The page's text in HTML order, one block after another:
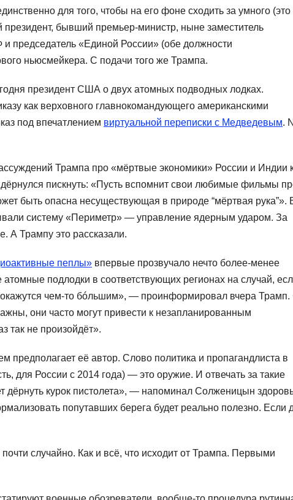
для того, чтобы на его фоне сходить за умного (это
президент, бывший премьер-министр, ныне заместитель
председатель «Единой России» (обе должности
ньюсмейкера. С подачи того же Трампа.
президент США о двух атомных подводных лодках.
как верховного главнокомандующего американскими
под впечатлением виртуальной переписки с Медведевым.
Трампа про «мёртвые экономики» России и Индии
пискнуть: «Пусть вспомнит свои любимые фильмы
быть опасна несуществующая в природе “мёртвая рука”».
систему «Периметр» — управление ядерным ударом. За
А Трампу это рассказали.
пеплы» впервые прозвучало нечто более-менее
подлодки в соответствующих регионах на случай,
чем-то бóльшим», — проинформировал вчера
они часто могут привести к незапланированным
так не произойдёт».
её автор. Слово политика и пропагандлиста в
для России с 2014 года) — это оружие. И отвечать за такие
дёрнуть курок пистолета», — напоминал Солженицын
попутавших берега будет реально полезно. Если
почти случайно. Как и всё, что исходит от Трампа. Первыми